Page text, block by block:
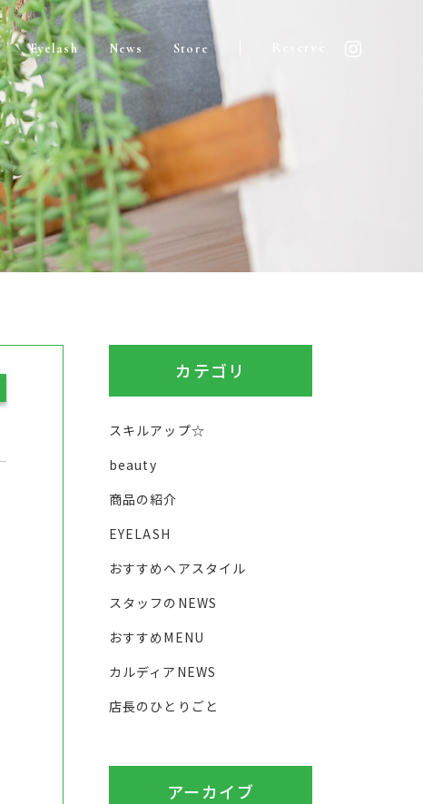
Eyelash News Store
カテゴリ
スキルアップ☆
beauty
商品の紹介
EYELASH
おすすめヘアスタイル
スタッフのNEWS
おすすめMENU
カルディアNEWS
店長のひとりごと
アーカイブ